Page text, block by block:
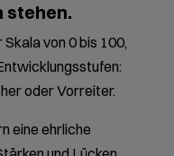
stehen.
von 0 bis 100,
oder Vorreiter.
eine ehrliche